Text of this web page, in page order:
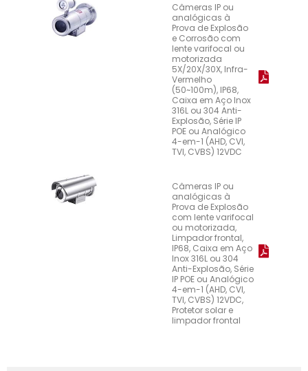
Câmeras IP ou
analógicas à
Prova de Explosão
e Corrosão com
lente varifocal ou
motorizada
5X/20X/30X, Infra-
Vermelho
(50~100m), IP68,
Caixa em Aço Inox
316L ou 304 Anti-
Explosão, Série IP
POE ou Analógico
4-em-1 (AHD, CVI,
TVI, CVBS) 12VDC
Câmeras IP ou
analógicas à
Prova de Explosão
com lente varifocal
ou motorizada,
Limpador frontal,
IP68, Caixa em Aço
Inox 316L ou 304
Anti-Explosão, Série
IP POE ou Analógico
4-em-1 (AHD, CVI,
TVI, CVBS) 12VDC,
Protetor solar e
limpador frontal